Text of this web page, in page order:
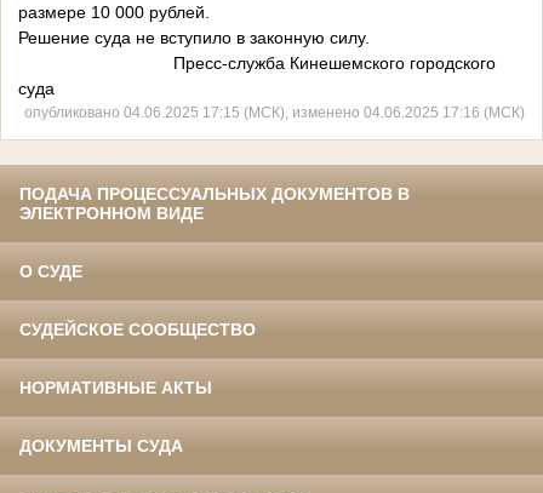
размере 10 000 рублей.
Решение суда не вступило в законную силу.
Пресс-служба Кинешемского городского
суда
опубликовано 04.06.2025 17:15 (МСК), изменено 04.06.2025 17:16 (МСК)
ПОДАЧА ПРОЦЕССУАЛЬНЫХ ДОКУМЕНТОВ В
ЭЛЕКТРОННОМ ВИДЕ
О СУДЕ
СУДЕЙСКОЕ СООБЩЕСТВО
НОРМАТИВНЫЕ АКТЫ
ДОКУМЕНТЫ СУДА